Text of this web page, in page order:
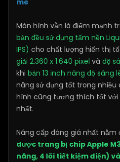
Màn hình vẫn là điểm mạnh
bản đều sử dụng tấm nền
IPS) cho chất lượng hiển thị
giải 2.360 x 1.640 pixel và độ
khi bản 13 inch nâng độ sáng
năng sử dụng tốt trong nhiều
hình cũng tương thích tốt với
nhất.
Nâng cấp đáng giá nhất nằm
được trang bị chip Apple
năng, 4 lõi tiết kiệm điện) và